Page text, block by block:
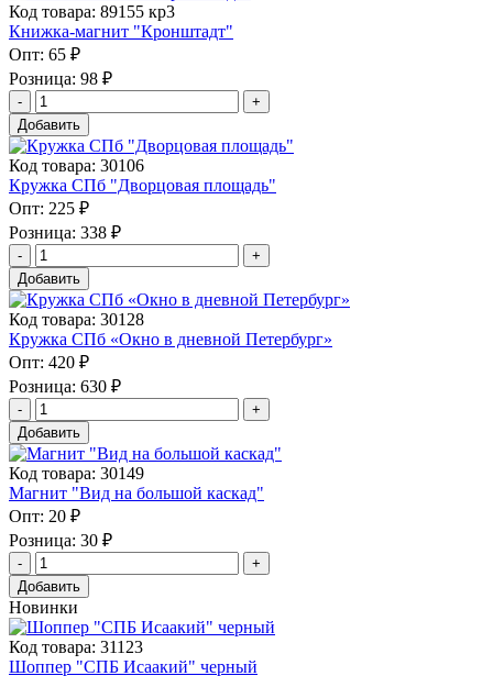
Код товара: 89155 кр3
Книжка-магнит "Кронштадт"
Опт: 65 ₽
Розница: 98 ₽
Добавить
Код товара: 30106
Кружка СПб "Дворцовая площадь"
Опт: 225 ₽
Розница: 338 ₽
Добавить
Код товара: 30128
Кружка СПб «Окно в дневной Петербург»
Опт: 420 ₽
Розница: 630 ₽
Добавить
Код товара: 30149
Магнит "Вид на большой каскад"
Опт: 20 ₽
Розница: 30 ₽
Добавить
Новинки
Код товара: 31123
Шоппер "СПБ Исаакий" черный